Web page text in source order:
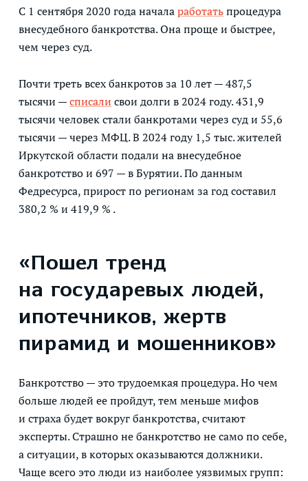
С 1 сентября 2020 года началаработатьпроцедура
внесудебного банкротства. Она проще и быстрее,
чем через суд.
Почти треть всех банкротов за 10 лет — 487,5
тысячи —списали свои долги в 2024 году. 431,9
тысячи человек стали банкротами через суд и 55,6
тысячи — через МФЦ. В 2024 году 1,5 тыс. жителей
Иркутской области подали на внесудебное
банкротство и 697 — в Бурятии. По данным
Федресурса, прирост по регионам за год составил
380,2 % и 419,9 % .
«Пошел тренд
на государевых людей,
ипотечников, жертв
пирамид и мошенников»
Банкротство — это трудоемкая процедура. Но чем
больше людей ее пройдут, тем меньше мифов
и страха будет вокруг банкротства, считают
эксперты. Страшно не банкротство не само по себе,
а ситуации, в которых оказываются должники.
Чаще всего это люди из наиболее уязвимых групп: